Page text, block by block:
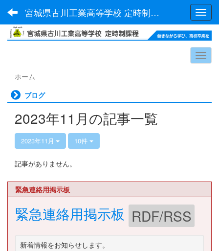
宮城県古川工業高等学校 定時制課程
ホーム
ブログ
2023年11月の記事一覧
2023年11月 10件
記事がありません。
緊急連絡用掲示板
緊急連絡用掲示板 RDF/RSS
新着情報をお知らせします。